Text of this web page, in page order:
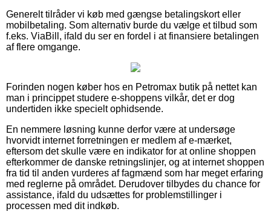
Generelt tilråder vi køb med gængse betalingskort eller
mobilbetaling. Som alternativ burde du vælge et tilbud som
f.eks. ViaBill, ifald du ser en fordel i at finansiere betalingen
af flere omgange.
Forinden nogen køber hos en Petromax butik på nettet kan
man i princippet studere e-shoppens vilkår, det er dog
undertiden ikke specielt ophidsende.
En nemmere løsning kunne derfor være at undersøge
hvorvidt internet forretningen er medlem af e-mærket,
eftersom det skulle være en indikator for at online shoppen
efterkommer de danske retningslinjer, og at internet shoppen
fra tid til anden vurderes af fagmænd som har meget erfaring
med reglerne på området. Derudover tilbydes du chance for
assistance, ifald du udsættes for problemstillinger i
processen med dit indkøb.